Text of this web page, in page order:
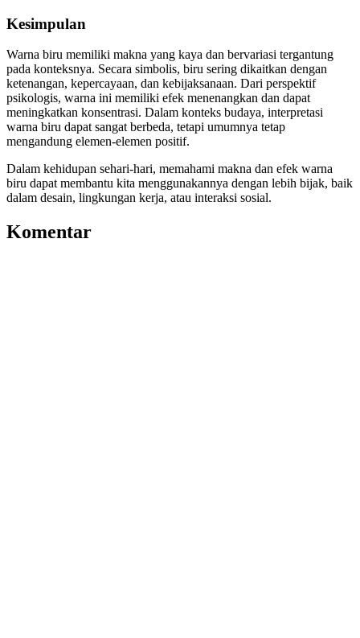
Kesimpulan
Warna biru memiliki makna yang kaya dan bervariasi tergantung
pada konteksnya. Secara simbolis, biru sering dikaitkan dengan
ketenangan, kepercayaan, dan kebijaksanaan. Dari perspektif
psikologis, warna ini memiliki efek menenangkan dan dapat
meningkatkan konsentrasi. Dalam konteks budaya, interpretasi
warna biru dapat sangat berbeda, tetapi umumnya tetap
mengandung elemen-elemen positif.
Dalam kehidupan sehari-hari, memahami makna dan efek warna
biru dapat membantu kita menggunakannya dengan lebih bijak, baik
dalam desain, lingkungan kerja, atau interaksi sosial.
Komentar